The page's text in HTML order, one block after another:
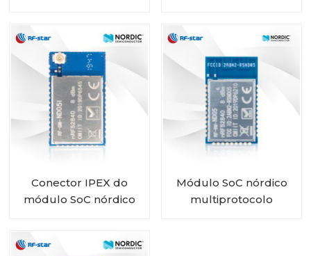
BM-ND04
WM-ESP32B1
Conector IPEX do
módulo SoC nórdico
Módulo SoC nórdico
multiprotocolo